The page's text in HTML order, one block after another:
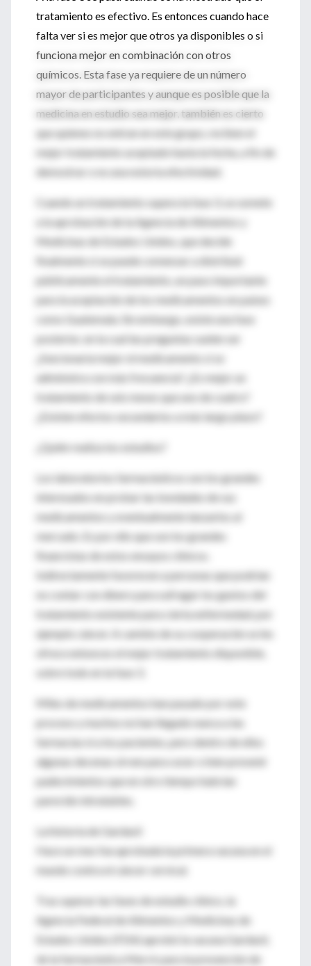
tratamiento es efectivo. Es entonces cuando hace
falta ver si es mejor que otros ya disponibles o si
funciona mejor en combinación con otros
químicos. Esta fase ya requiere de un número
mayor de participantes y aunque es posible que la
medicina en estudio sea mejor, también es cierto
que quienes no entran en este grupo, reciben el
mejor tratamiento aceptado hasta la fecha, a fin de
demostrar o no una notoria efectividad.
Cuando un tratamiento supera la fase 3, se somete
a la aprobación de la Agencia de Alimentos y
Medicinas de Estados Unidos, que decide
finalmente si se puede comenzar a distribuir
públicamente el tratamiento, un paso importante
para la aceptación de los medicamentos en países
como Guatemala. Sin embargo, existe una fase
posterior, en la cual las preguntas suelen ser
¿funcionaría mejor el medicamento si se
administra con más frecuencia? ¿Es mejor un
tratamiento de seis meses que uno de cuatro?
¿Existen efectos secundarios a más largo plazo?
¿Quién realiza los estudios?
Los laboratorios farmacéuticos son los grandes
interesados en probar las bondades de sus
medicamentos y eventualmente lanzarlos al
mercado. Es por ello que son los grandes
financistas de estos ensayos clínicos.
Indirectamente favorecen a personas que podrían
no contar con dinero para sufragar los gastos del
tratamiento existente para cierta enfermedad, por
ejemplo cáncer. A cambio de su cooperación se les
ofrece entonces el mejor tratamiento disponible,
sobre todo en la fase 3.
Miles de medicamentos han pasado por este
proceso y muchos no han llegado nunca a las
farmacias ni a los pacientes, pero dentro de ellos
algunas decenas sirven para curar o bien prevenir
padecimientos que en otro tiempo habrían
parecido intratables.
La historia de Gardasil
Hace un mes fue aprobada la primera vacuna en el
mundo contra el cáncer cervical.
Tras superar las fases de estudio clínico, la
Agencia Federal de Alimentos y Medicinas de
Estados Unidos (FDA) aprobó la vacuna Gardasil,
de la farmacéutica Merck para la prevención de